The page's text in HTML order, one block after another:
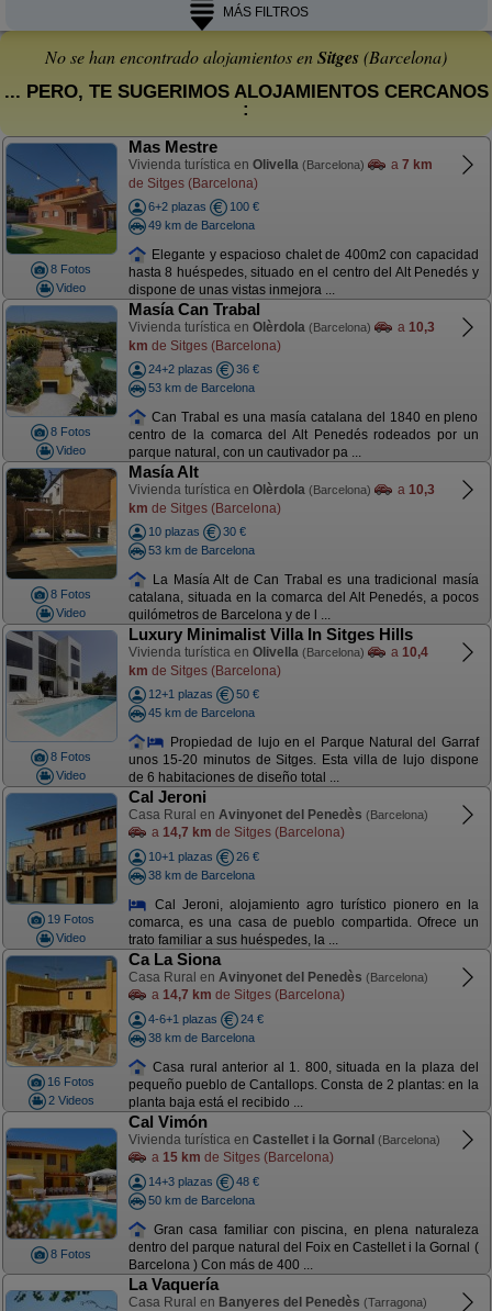
MÁS FILTROS
No se han encontrado alojamientos enSitges(Barcelona)
... PERO, TE SUGERIMOS ALOJAMIENTOS CERCANOS
:
8 Fotos
Video
Mas Mestre
Vivienda turística en Olivella (Barcelona) a 7 km
de Sitges (Barcelona)
6+2 plazas
100 €
49 km de Barcelona
Elegante y espacioso chalet de 400m2 con capacidad
hasta 8 huéspedes, situado en el centro del Alt Penedés y
dispone de unas vistas inmejora ...
8 Fotos
Video
Masía Can Trabal
Vivienda turística en Olèrdola (Barcelona) a 10,3
km de Sitges (Barcelona)
24+2 plazas
36 €
53 km de Barcelona
Can Trabal es una masía catalana del 1840 en pleno
centro de la comarca del Alt Penedés rodeados por un
parque natural, con un cautivador pa ...
8 Fotos
Video
Masía Alt
Vivienda turística en Olèrdola (Barcelona) a 10,3
km de Sitges (Barcelona)
10 plazas
30 €
53 km de Barcelona
La Masía Alt de Can Trabal es una tradicional masía
catalana, situada en la comarca del Alt Penedés, a pocos
quilómetros de Barcelona y de l ...
8 Fotos
Video
Luxury Minimalist Villa In Sitges Hills
Vivienda turística en Olivella (Barcelona) a 10,4
km de Sitges (Barcelona)
12+1 plazas
50 €
45 km de Barcelona
Propiedad de lujo en el Parque Natural del Garraf
unos 15-20 minutos de Sitges. Esta villa de lujo dispone
de 6 habitaciones de diseño total ...
19 Fotos
Video
Cal Jeroni
Casa Rural en Avinyonet del Penedès (Barcelona)
a 14,7 km de Sitges (Barcelona)
10+1 plazas
26 €
38 km de Barcelona
Cal Jeroni, alojamiento agro turístico pionero en la
comarca, es una casa de pueblo compartida. Ofrece un
trato familiar a sus huéspedes, la ...
16 Fotos
2 Videos
Ca La Siona
Casa Rural en Avinyonet del Penedès (Barcelona)
a 14,7 km de Sitges (Barcelona)
4-6+1 plazas
24 €
38 km de Barcelona
Casa rural anterior al 1. 800, situada en la plaza del
pequeño pueblo de Cantallops. Consta de 2 plantas: en la
planta baja está el recibido ...
8 Fotos
Cal Vimón
Vivienda turística en Castellet i la Gornal (Barcelona)
a 15 km de Sitges (Barcelona)
14+3 plazas
48 €
50 km de Barcelona
Gran casa familiar con piscina, en plena naturaleza
dentro del parque natural del Foix en Castellet i la Gornal (
Barcelona ) Con más de 400 ...
La Vaquería
Casa Rural en Banyeres del Penedès (Tarragona)